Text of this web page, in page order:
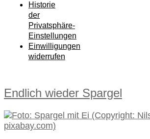
Historie
der
Privatsphäre-
Einstellungen
Einwilligungen
widerrufen
Endlich wieder Spargel